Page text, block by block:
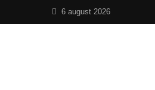
6 august 2026